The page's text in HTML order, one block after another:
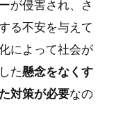
が侵害され、さ
る不安を与えて
によって社会が
た懸念をなくす
対策が必要なの